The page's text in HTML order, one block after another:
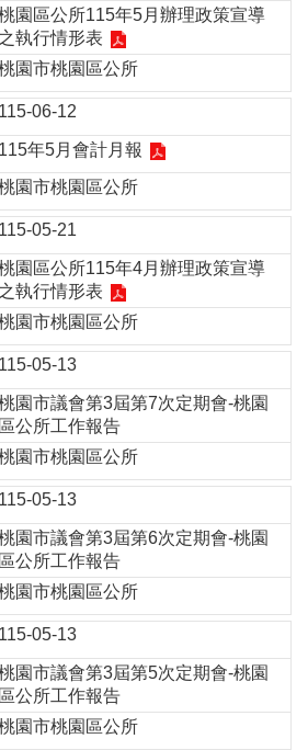
園區公所115年5月辦理政策宣導
之執行情形表
園市桃園區公所
115-06-12
115年5月會計月報
園市桃園區公所
115-05-21
園區公所115年4月辦理政策宣導
之執行情形表
園市桃園區公所
115-05-13
園市議會第3屆第7次定期會-桃園
區公所工作報告
園市桃園區公所
115-05-13
園市議會第3屆第6次定期會-桃園
區公所工作報告
園市桃園區公所
115-05-13
園市議會第3屆第5次定期會-桃園
區公所工作報告
園市桃園區公所